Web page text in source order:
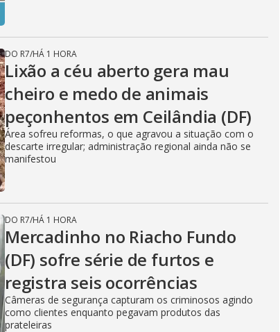
DO R7/HÁ 1 HORA
Lixão a céu aberto gera mau
cheiro e medo de animais
peçonhentos em Ceilândia (DF)
Área sofreu reformas, o que agravou a situação com o
descarte irregular; administração regional ainda não se
manifestou
DO R7/HÁ 1 HORA
Mercadinho no Riacho Fundo
(DF) sofre série de furtos e
registra seis ocorrências
Câmeras de segurança capturam os criminosos agindo
como clientes enquanto pegavam produtos das
prateleiras